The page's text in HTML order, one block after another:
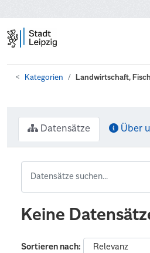
Kategorien Landwirtschaft,
Datensätze Über
Keine
Sortieren nach